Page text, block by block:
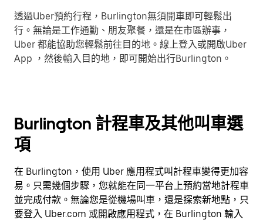
透過Uber預約行程，Burlington無須開車即可輕鬆出
行。無論是工作通勤、朋友聚餐，還是在市區辦事，
Uber 都能協助您輕鬆前往目的地。線上登入或開啟Uber
App ，然後輸入目的地，即可開始出行Burlington。
Burlington 計程車及其他叫車選
項
在 Burlington，使用 Uber 應用程式叫計程車變得更加容
易。只需幾個步驟，您就能在同一平台上預約當地計程車
並完成付款。無論您是從機場叫車，還是探索新地點，只
要登入 Uber.com 或開啟應用程式，在 Burlington 輸入